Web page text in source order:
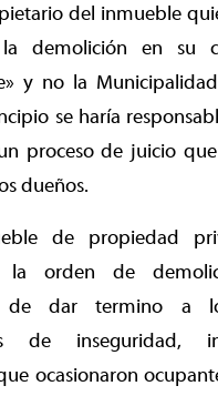
del inmueble
demolición en su
y no la
se haría
proceso de juicio
dueños.
de propiedad
la orden de
de dar termino a
de inseguridad,
ocasionaron